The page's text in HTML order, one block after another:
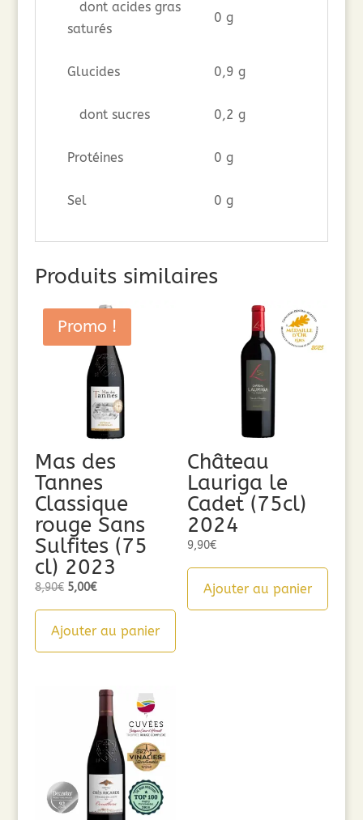
dont acides gras
saturés
0 g
Glucides 0,9 g
dont sucres 0,2 g
Protéines 0 g
Sel 0 g
Produits similaires
Promo !
Mas des
Tannes
Classique
rouge Sans
Sulfites (75
cl) 2023
8,90€ Le
initial
5,00€Le
Ajouter au panier
Château
Lauriga le
Cadet (75cl)
2024
9,90€
Ajouter au panier